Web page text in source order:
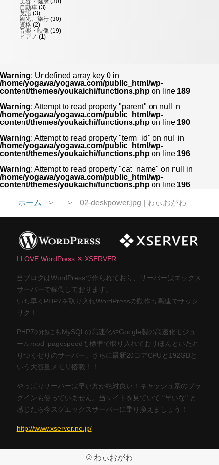
自動車 (3)
英語 (3)
観光、旅行 (30)
資格 (2)
音楽・映像 (19)
ピアノ (1)
Warning: Undefined array key 0 in
/home/yogawa/yogawa.com/public_html/wp-
content/themes/youkaichi/functions.php on line 189
Warning: Attempt to read property "parent" on null in
/home/yogawa/yogawa.com/public_html/wp-
content/themes/youkaichi/functions.php on line 190
Warning: Attempt to read property "term_id" on null in
/home/yogawa/yogawa.com/public_html/wp-
content/themes/youkaichi/functions.php on line 196
Warning: Attempt to read property "cat_name" on null in
/home/yogawa/yogawa.com/public_html/wp-
content/themes/youkaichi/functions.php on line 196
ホーム 02-deskpower.jpg | わぃおがわ
I LOVE WordPress ✕ XSERVER
当ブログはWordPressで作られており、サーバーはエックス
サーバーで稼働しております。
いち早くPHP7を取り入れWordPressの動作も高速でサック
サク！
PHP7の他にもMySQLの高速化やGoogle製の高速化モジュ
ールmod_pagespeedも標準で取り入れておりほんといたれ
りつくせりのサーバー。さらに最新20コアCPUと192GBと
いう大容量メモリ搭載！！
やっぱりサーバーは早い方が絶対良い！キャッシュ系のプラ
グインも使っていません。当サイトを見ていて "早いな" と
感じたら今スグエックスサーバーに乗り換えましょう！
http://www.xserver.ne.jp/
© わぃおがわ